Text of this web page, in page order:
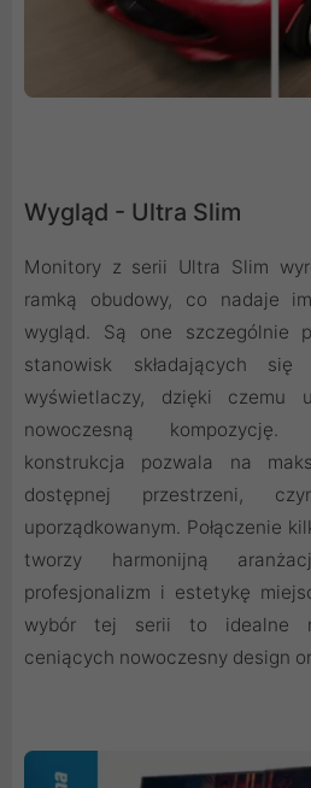
Wygląd - Ultra Slim
Monitory z serii Ultra Slim
ramką obudowy, co nadaje
wygląd. Są one szczególnie
stanowisk składających
wyświetlaczy, dzięki czemu
nowoczesną kompozycję.
konstrukcja pozwala na
dostępnej przestrzeni,
uporządkowanym. Połączenie
tworzy harmonijną
profesjonalizm i estetykę
wybór tej serii to idealne
ceniących nowoczesny design